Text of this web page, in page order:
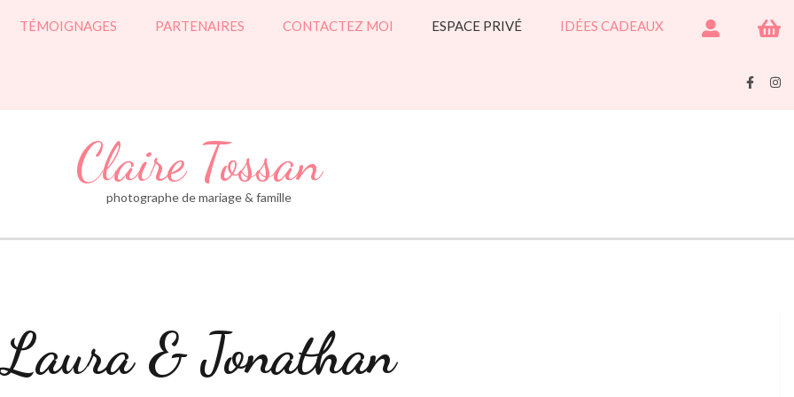
TÉMOIGNAGES PARTENAIRES CONTACTEZ MOI ESPACE PRIVÉ IDÉES CADEAUX
Claire Tossan
photographe de mariage & famille
Laura & Jonathan